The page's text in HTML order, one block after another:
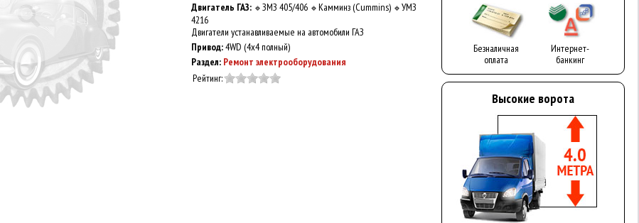
Двигатель ГАЗ: 🔹 ЗМЗ 405/406 🔹 Камминз (Cummins) 🔹 УМЗ
4216
Двигатели устанавливаемые на автомобили ГАЗ
Привод:4WD (4x4 полный)
Раздел: Ремонт электрооборудования
Рейтинг:
Безналичная
оплата
Интернет-
банкинг
Высокие ворота